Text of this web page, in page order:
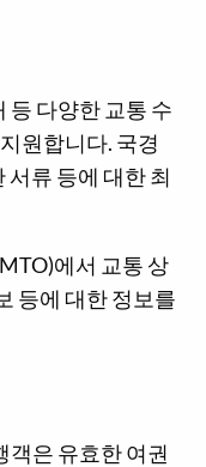
등 다양한 교통 수
원합니다. 국경
서류 등에 대한 최
에서 교통 상
등에 대한 정보를
객은 유효한 여권